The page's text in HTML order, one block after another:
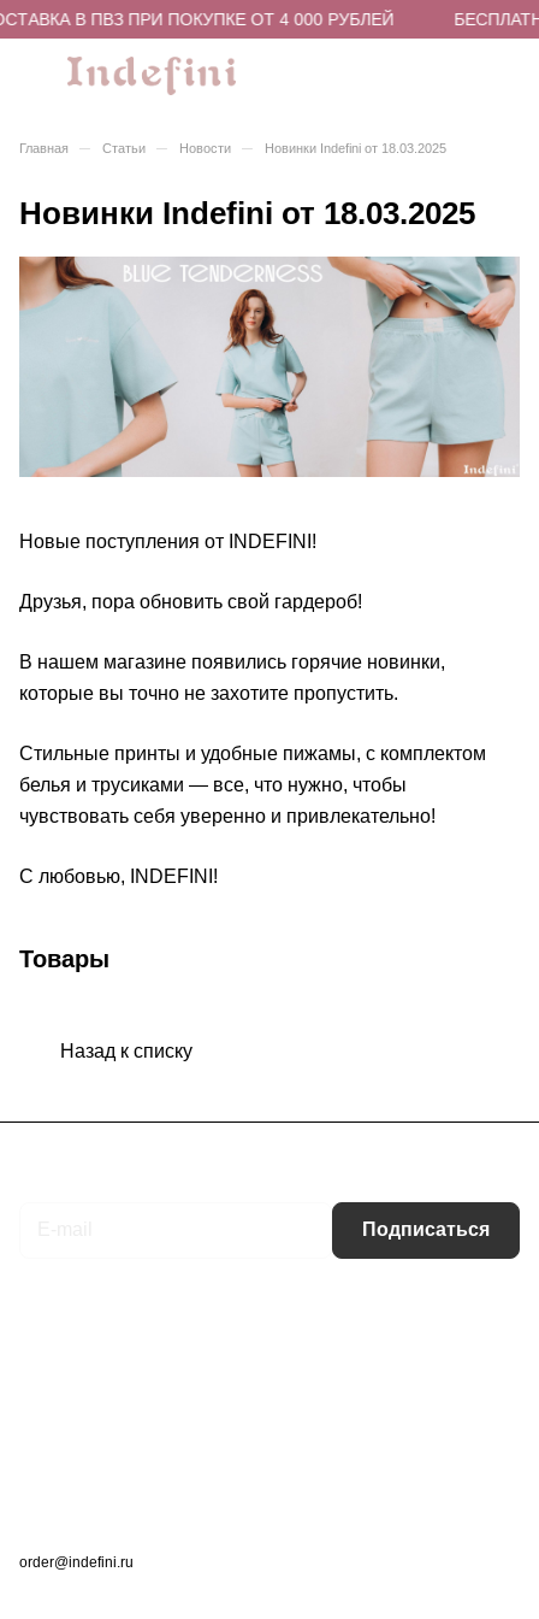
В ПВЗ ПРИ ПОКУПКЕ ОТ 4 000 РУБЛЕЙ
Главная – Статьи – Новости – Новинки Indefini от 18.03.2025
Новинки Indefini от 18.03.2025
Новые поступления от INDEFINI!
Друзья, пора обновить свой гардероб!
В нашем магазине появились горячие новинки,
которые вы точно не захотите пропустить.
Cтильные принты и удобные пижамы, с комплектом
белья и трусиками — все, что нужно, чтобы
чувствовать себя уверенно и привлекательно!
C любовью, INDEFINI!
Товары
Назад к списку
Подписаться
order@indefini.ru